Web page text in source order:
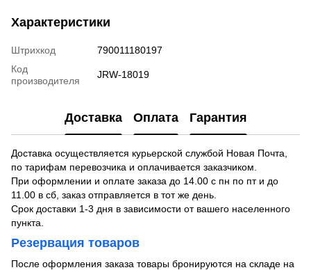
Характеристики
Штрихкод
790011180197
Код
производителя
JRW-18019
Доставка Оплата Гарантия
Доставка осуществляется курьерской службой Новая Почта,
по тарифам перевозчика и оплачивается заказчиком.
При оформлении и оплате заказа до 14.00 с пн по пт и до
11.00 в сб, заказ отправляется в тот же день.
Срок доставки 1-3 дня в зависимости от вашего населенного
пункта.
Резервация товаров
После оформления заказа товары бронируются на складе на